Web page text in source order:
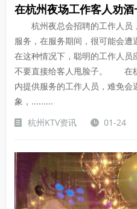
在杭州夜场工作客人劝
杭州夜总会招聘的工作人员
服务，在服务期间，很可能会遭
在这种情况下，聪明的工作人
不要直接给客人甩脸子。 在
内提供服务的工作人员，难免
象，.........
杭州KTV资讯
01-24